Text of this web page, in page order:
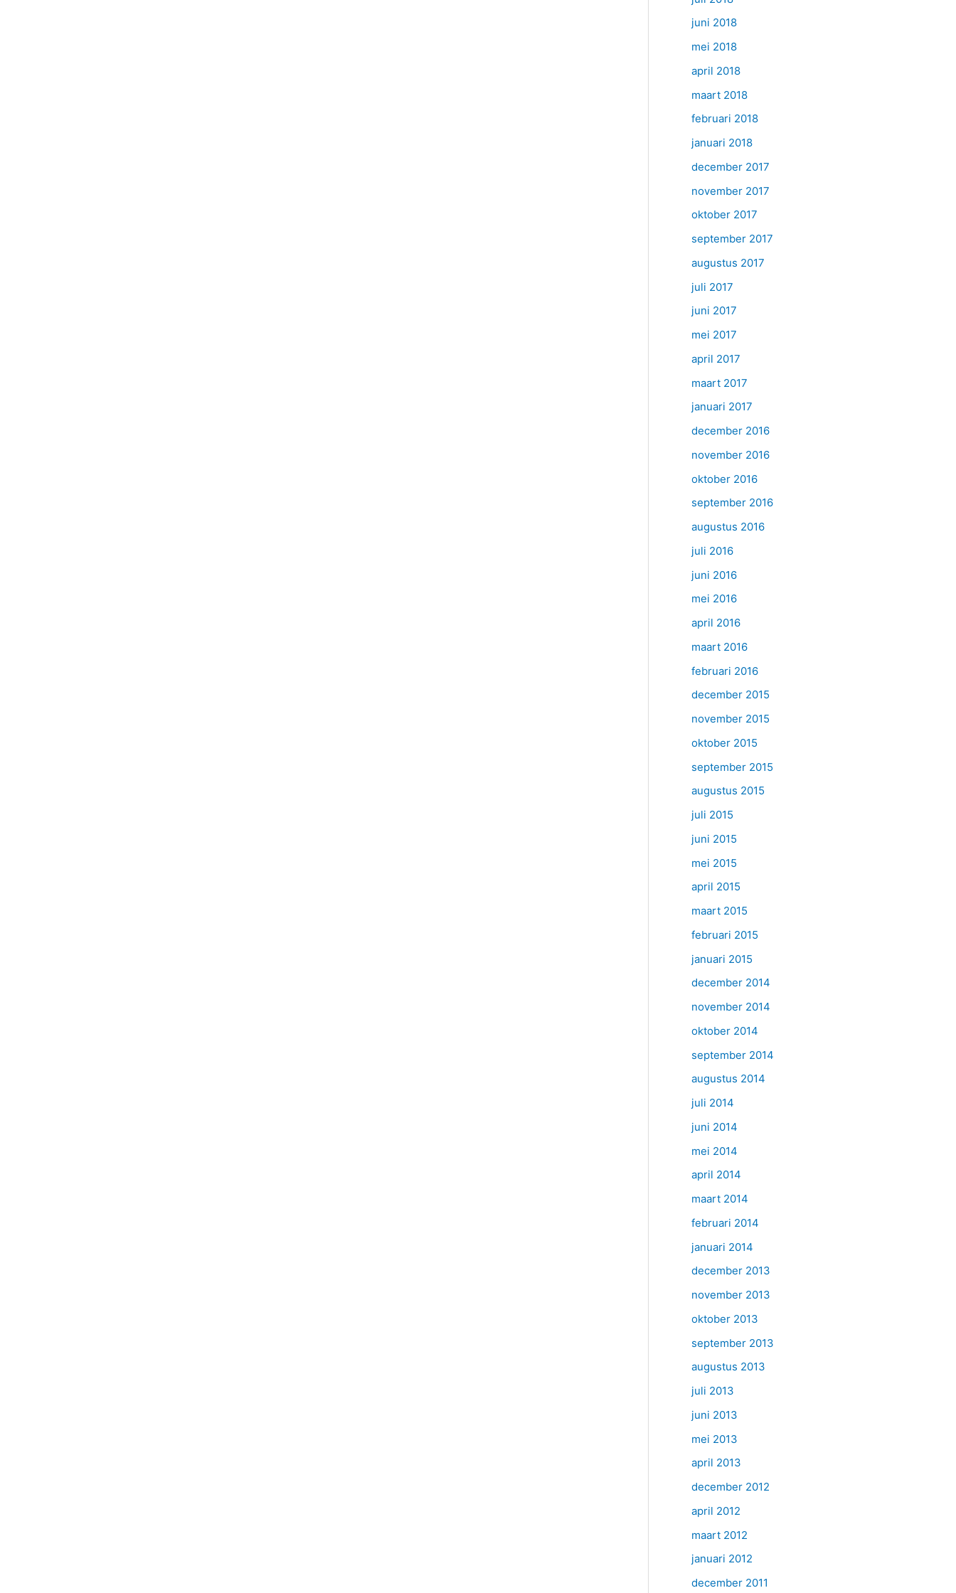
juni 2018
mei 2018
april 2018
maart 2018
februari 2018
januari 2018
december 2017
november 2017
oktober 2017
september 2017
augustus 2017
juli 2017
juni 2017
mei 2017
april 2017
maart 2017
januari 2017
december 2016
november 2016
oktober 2016
september 2016
augustus 2016
juli 2016
juni 2016
mei 2016
april 2016
maart 2016
februari 2016
december 2015
november 2015
oktober 2015
september 2015
augustus 2015
juli 2015
juni 2015
mei 2015
april 2015
maart 2015
februari 2015
januari 2015
december 2014
november 2014
oktober 2014
september 2014
augustus 2014
juli 2014
juni 2014
mei 2014
april 2014
maart 2014
februari 2014
januari 2014
december 2013
november 2013
oktober 2013
september 2013
augustus 2013
juli 2013
juni 2013
mei 2013
april 2013
december 2012
april 2012
maart 2012
januari 2012
december 2011